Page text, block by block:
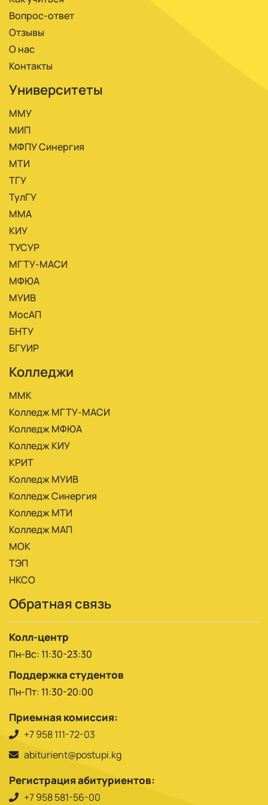
Вопрос-ответ
Отзывы
О нас
Контакты
Университеты
ММУ
МИП
МФПУ Синергия
МТИ
ТГУ
ТулГУ
ММА
КИУ
ТУСУР
МГТУ-МАСИ
МФЮА
МУИВ
МосАП
БНТУ
БГУИР
Колледжи
ММК
Колледж МГТУ-МАСИ
Колледж МФЮА
Колледж КИУ
КРИТ
Колледж МУИВ
Колледж Синергия
Колледж МТИ
Колледж МАП
МОК
ТЭП
НКСО
Обратная связь
Колл-центр
Пн-Вс: 11:30-23:30
Поддержка студентов
Пн-Пт: 11:30-20:00
Приемная комиссия:
+7 958 111-72-03
abiturient@postupi.kg
Регистрация абитуриентов:
+7 958 581-56-00